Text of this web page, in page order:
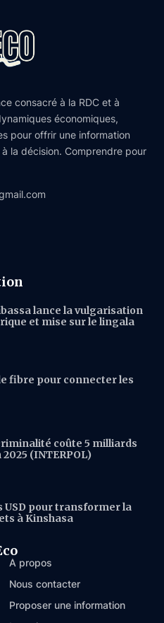
consacré à la RDC et à
économiques,
pour offrir une information
la décision. Comprendre pour
lance la vulgarisation
et mise sur le lingala
fibre pour connecter les
coûte 5 milliards
2025 (INTERPOL)
USD pour transformer la
à Kinshasa
À propos
Nous contacter
Proposer une information